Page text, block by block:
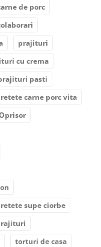
de porc
prajituri
cu crema
pasti
retete carne porc vita
retete supe ciorbe
torturi de casa